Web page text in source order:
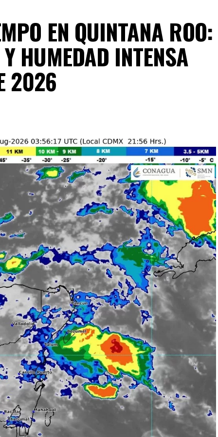
EN QUINTANA ROO:
HUMEDAD INTENSA
2026